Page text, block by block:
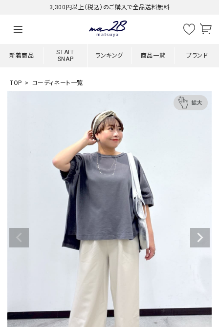
3,300円以上（税込）のご購入で全品送料無料
新着商品
STAFF
SNAP
ランキング 商品一覧 ブランド
TOP コーディネート一覧